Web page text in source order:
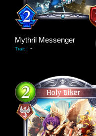
Mythril Messenger
Trait : -